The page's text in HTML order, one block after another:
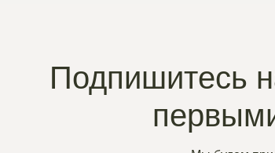
Подпишитесь